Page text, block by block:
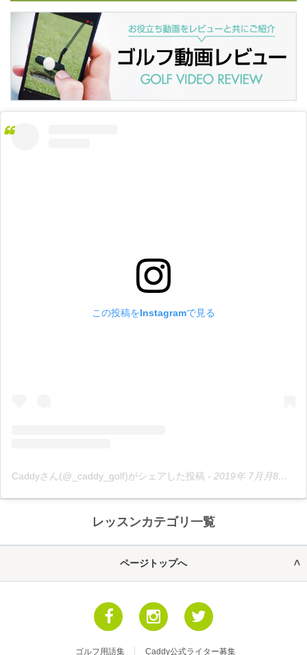
この投稿をInstagramで見る
Caddyさん(@_caddy_golf)がシェアした投稿 - 2019年 7月月8日午後6時37分PDT
レッスンカテゴリ一覧
ページトップへ
ゴルフ用語集 Caddy公式ライター募集